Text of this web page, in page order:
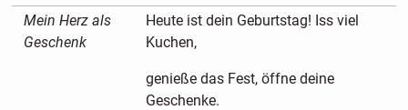
Mein Herz als
Geschenk
Heute ist dein Geburtstag! Iss viel
Kuchen,
genieße das Fest, öffne deine
Geschenke.